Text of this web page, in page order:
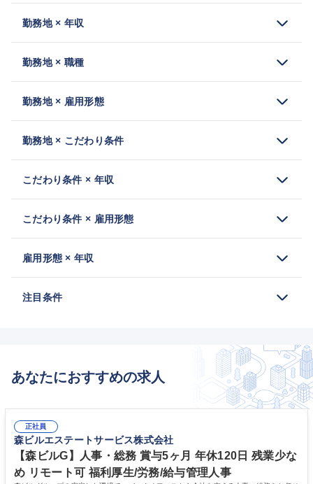
勤務地 × 年収
勤務地 × 職種
勤務地 × 雇用形態
勤務地 × こだわり条件
こだわり条件 × 年収
こだわり条件 × 雇用形態
雇用形態 × 年収
注目条件
あなたにおすすめの求人
正社員
森ビルエステートサービス株式会社
【森ビルG】人事・総務 賞与5ヶ月 年休120日 残業少な
め リモート可 福利厚生/労務/給与管理人事